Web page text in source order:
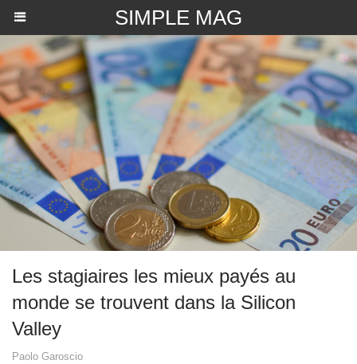
SIMPLE MAG
Les stagiaires les mieux payés au
monde se trouvent dans la Silicon
Valley
Paolo Garoscio